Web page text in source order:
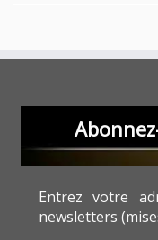
Entrez votre
newsletters